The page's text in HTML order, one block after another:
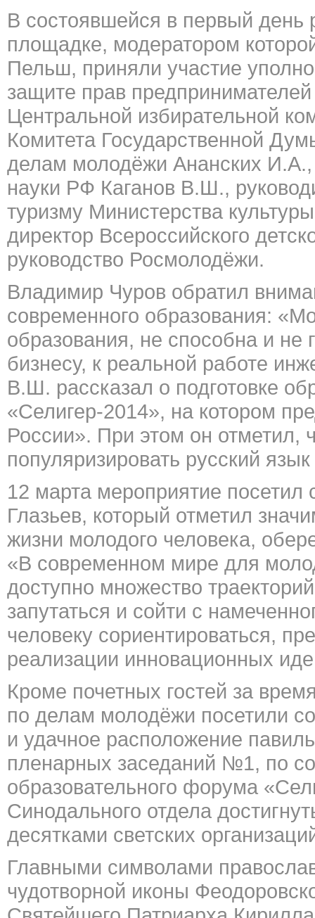
В состоявшейся в первый
площадке, модератором
Пельш, приняли участие
защите прав
Центральной избирательной
Комитета Государственной
делам молодёжи Ананских И.А.,
науки РФ Каганов В.Ш.,
туризму Министерства
директор Всероссийского
руководство Росмолодёжи.
Владимир Чуров обратил
современного образования:
образования, не способна и не
бизнесу, к реальной работе
В.Ш. рассказал о подготовке
«Селигер-2014», на котором
России». При этом он
популяризировать русский
12 марта мероприятие
Глазьев, который отметил
жизни молодого человека,
«В современном мире для
доступно множество
запутаться и сойти с
человеку сориентироваться,
реализации инновационных
Кроме почетных гостей за
по делам молодёжи посетили
и удачное расположение
пленарных заседаний №1, по
образовательного форума
Синодального отдела
десятками светских
Главными символами
чудотворной иконы